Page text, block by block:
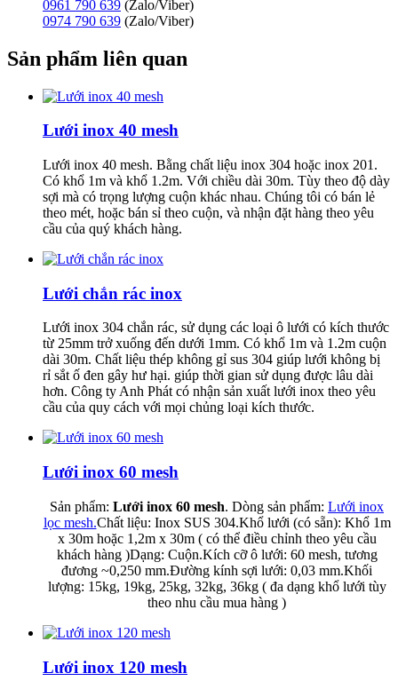
0961 790 639 (Zalo/Viber)
0974 790 639 (Zalo/Viber)
Sản phẩm liên quan
Lưới inox 40 mesh
Lưới inox 40 mesh. Bằng chất liệu inox 304 hoặc inox 201.
Có khổ 1m và khổ 1.2m. Với chiều dài 30m. Tùy theo độ dày
sợi mà có trọng lượng cuộn khác nhau. Chúng tôi có bán lẻ
theo mét, hoặc bán sỉ theo cuộn, và nhận đặt hàng theo yêu
cầu của quý khách hàng.
Lưới chắn rác inox
Lưới inox 304 chắn rác, sử dụng các loại ô lưới có kích thước
từ 25mm trở xuống đến dưới 1mm. Có khổ 1m và 1.2m cuộn
dài 30m. Chất liệu thép không gỉ sus 304 giúp lưới không bị
rỉ sắt ố đen gây hư hại. giúp thời gian sử dụng được lâu dài
hơn. Công ty Anh Phát có nhận sản xuất lưới inox theo yêu
cầu của quy cách với mọi chủng loại kích thước.
Lưới inox 60 mesh
Sản phẩm: Lưới inox 60 mesh. Dòng sản phẩm: Lưới inox
lọc mesh.Chất liệu: Inox SUS 304.Khổ lưới (có sẵn): Khổ 1m
x 30m hoặc 1,2m x 30m ( có thể điều chỉnh theo yêu cầu
khách hàng )Dạng: Cuộn.Kích cỡ ô lưới: 60 mesh, tương
đương ~0,250 mm.Đường kính sợi lưới: 0,03 mm.Khối
lượng: 15kg, 19kg, 25kg, 32kg, 36kg ( đa dạng khổ lưới tùy
theo nhu cầu mua hàng )
Lưới inox 120 mesh